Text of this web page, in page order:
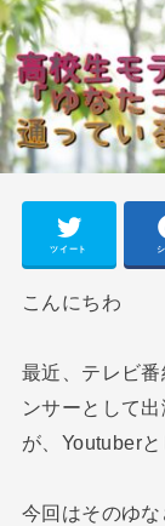
ツイート
こんにちわ
最近、テレビ
ンサーとして
が、Youtuber
今回はそのゆ